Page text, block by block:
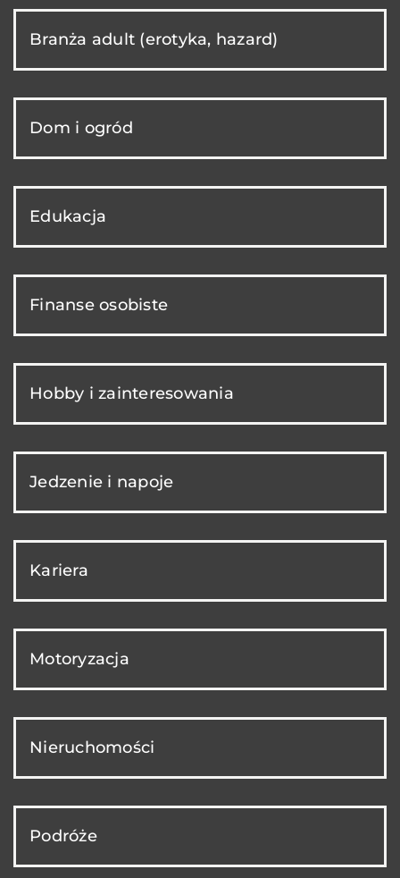
Branża adult (erotyka, hazard)
Dom i ogród
Edukacja
Finanse osobiste
Hobby i zainteresowania
Jedzenie i napoje
Kariera
Motoryzacja
Nieruchomości
Podróże